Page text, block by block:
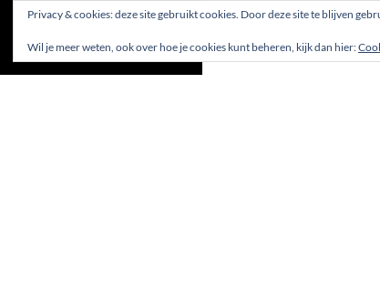
Privacy & cookies: deze site gebruikt cookies. Door deze site te blijven
Wil je meer weten, ook over hoe je cookies kunt beheren, kijk dan hier: